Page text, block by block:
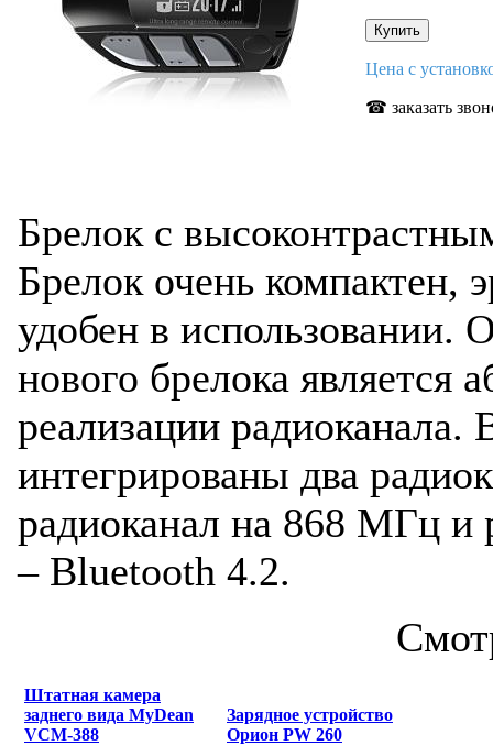
Цена с
☎ заказать
Брелок с
Брелок очень компактен,
удобен в использовании.
нового брелока является
реализации радиоканала.
интегрированы два
радиоканал на 868 МГц и
– Bluetooth 4.2.
Штатная камера
заднего вида MyDean
VCM-388
Зарядное устройство
Орион PW 260